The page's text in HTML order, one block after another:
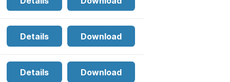
Download
Details
Download
Details